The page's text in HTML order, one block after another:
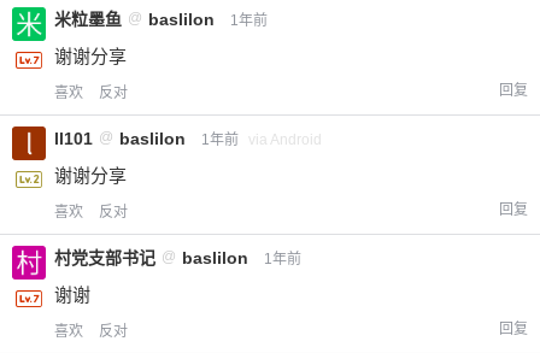
米粒墨鱼 @ baslilon 1年前
谢谢分享
喜欢 反对 回复
ll101 @ baslilon 1年前 via Android
谢谢分享
喜欢 反对 回复
村党支部书记 @ baslilon 1年前
谢谢
喜欢 反对 回复